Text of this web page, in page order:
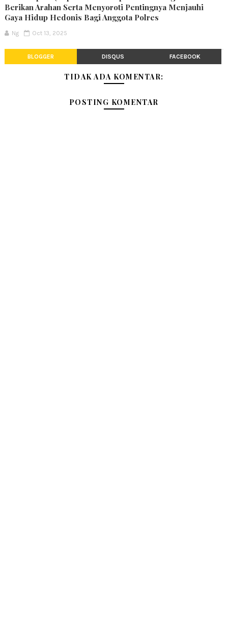
Berikan Arahan Serta Menyoroti Pentingnya Menjauhi
Gaya Hidup Hedonis Bagi Anggota Polres
Ng Oct 13, 2025
BLOGGER DISQUS FACEBOOK
TIDAK ADA KOMENTAR:
POSTING KOMENTAR